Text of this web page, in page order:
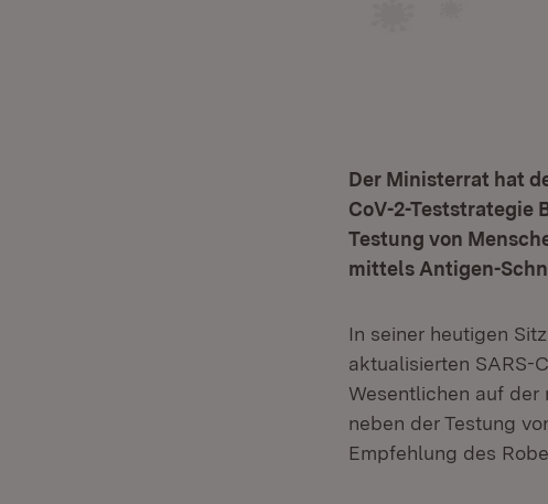
Der Ministerrat hat
CoV-2-Teststrategie
Testung von
mittels Antigen-
In seiner heutigen
aktualisierten SARS-
Wesentlichen auf der
neben der Testung
Empfehlung des